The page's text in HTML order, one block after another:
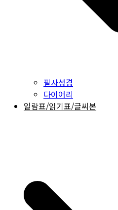
필사성경
다이어리
일람표/읽기표/글씨본